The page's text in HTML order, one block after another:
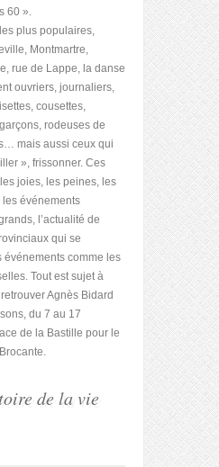
60 ».
plus populaires,
Montmartre,
rue de Lappe, la danse
ouvriers, journaliers,
cousettes,
rodeuses de
mais aussi ceux qui
», frissonner. Ces
joies, les peines, les
événements
l’actualité de
qui se
événements comme les
Tout est sujet à
Agnès Bidard
du 7 au 17
de la Bastille pour le
de la vie